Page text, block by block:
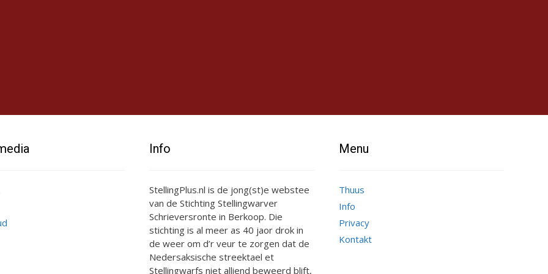
Info
StellingPlus.nl is de jong(st)e webstee
van de Stichting Stellingwarver
Schrieversronte in Berkoop. Die
stichting is al meer as 40 jaor drok in
de weer om d’r veur te zorgen dat de
Nedersaksische streektael et
Stellingwarfs niet alliend beweerd blift,
Menu
Thuus
Info
Privacy
Kontakt